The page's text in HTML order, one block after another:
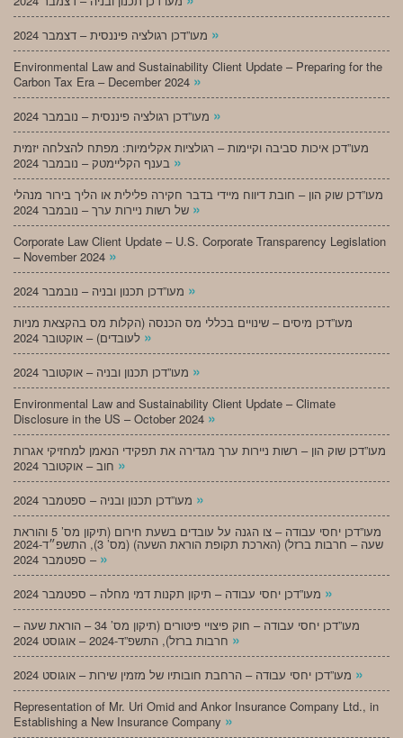
»
Environmental Law and Sustainability Client Update – Preparing for the
Carbon Tax Era – December 2024 »
»
מעו”דכן איכות סביבה וקיימות – רגולציות אקלימיות: מפתח להצלחה יזמית
»
מעו”דכן שוק הון – חובת דיווח מיידי בדבר חקירה פלילית או הליך בירור מנהלי
»
Corporate Law Client Update – U.S. Corporate Transparency Legislation
– November 2024 »
»
מעו”דכן מיסים – שינויים בכללי מס הכנסה (הקלות מס בהקצאת מניות
»
»
Environmental Law and Sustainability Client Update – Climate
Disclosure in the US – October 2024 »
מעו”דכן שוק הון – רשות ניירות ערך מגדירה את תפקידי הנאמן למחזיקי אגרות
»
»
מעו”דכן יחסי עבודה – צו הגנה על עובדים בשעת חירום (תיקון מס’ 5 והוראת
שעה – חרבות ברזל) (הארכת תקופת הוראת השעה) (מס’ 3), התשפ״ד-2024
– ספטמבר 2024 »
»
מעו”דכן יחסי עבודה – חוק פיצויי פיטורים (תיקון מס’ 34 – הוראת שעה –
»
»
Representation of Mr. Uri Omid and Ankor Insurance Company Ltd., in
Establishing a New Insurance Company »